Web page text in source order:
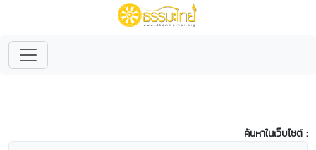
ค้นหาในเว็บไซต์ :